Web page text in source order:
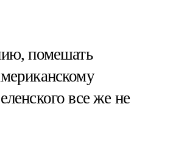
помешать
все же не